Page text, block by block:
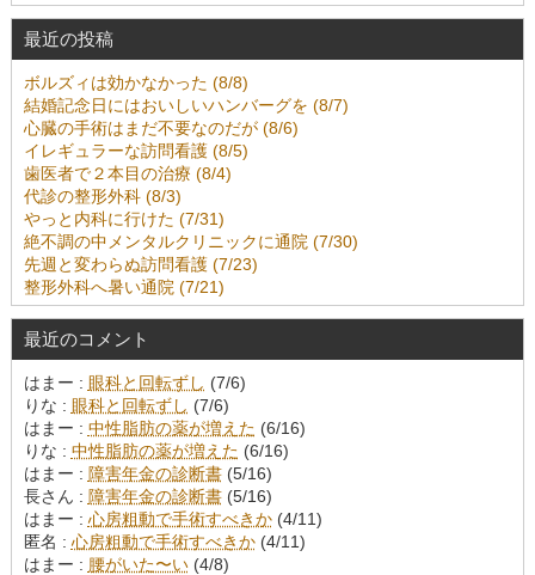
最近の投稿
ボルズィは効かなかった (8/8)
結婚記念日にはおいしいハンバーグを (8/7)
心臓の手術はまだ不要なのだが (8/6)
イレギュラーな訪問看護 (8/5)
歯医者で２本目の治療 (8/4)
代診の整形外科 (8/3)
やっと内科に行けた (7/31)
絶不調の中メンタルクリニックに通院 (7/30)
先週と変わらぬ訪問看護 (7/23)
整形外科へ暑い通院 (7/21)
最近のコメント
はまー : 眼科と回転ずし (7/6)
りな : 眼科と回転ずし (7/6)
はまー : 中性脂肪の薬が増えた (6/16)
りな : 中性脂肪の薬が増えた (6/16)
はまー : 障害年金の診断書(5/16)
長さん : 障害年金の診断書(5/16)
はまー : 心房粗動で手術すべきか(4/11)
匿名 : 心房粗動で手術すべきか(4/11)
はまー : 腰がいた〜い(4/8)